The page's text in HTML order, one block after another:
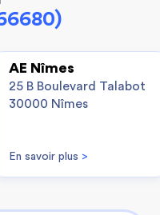
AE Nîmes
25 B Boulevard Talabot
30000 Nîmes
En savoir plus >